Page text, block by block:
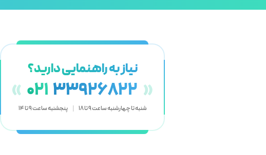
نیاز به راهنمایی دارید؟
« 021 33926822 »
شنبه تا چهارشنبه ساعت 9 تا 18 | پنجشنبه ساعت 9 تا 14